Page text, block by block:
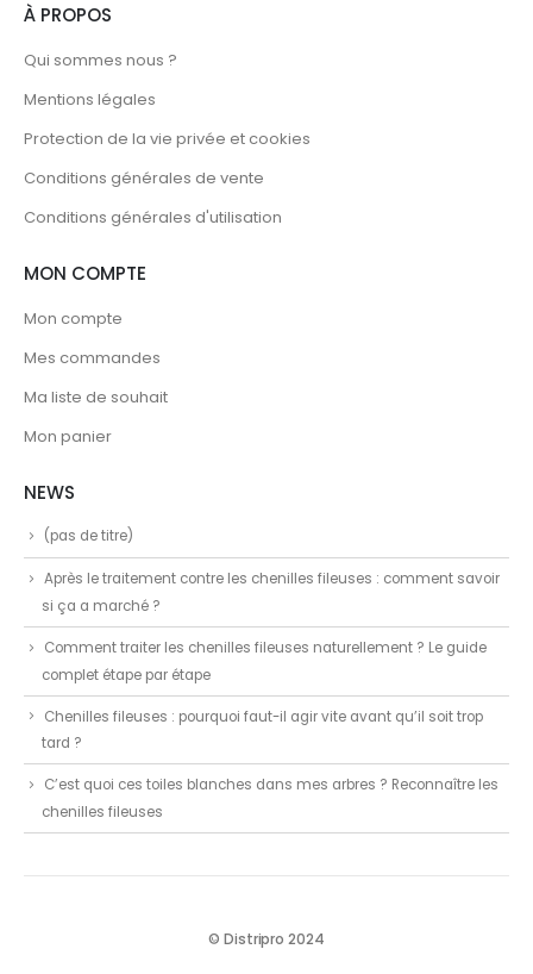
À PROPOS
Qui sommes nous ?
Mentions légales
Protection de la vie privée et cookies
Conditions générales de vente
Conditions générales d'utilisation
MON COMPTE
Mon compte
Mes commandes
Ma liste de souhait
Mon panier
NEWS
(pas de titre)
Après le traitement contre les chenilles fileuses : comment savoir
si ça a marché ?
Comment traiter les chenilles fileuses naturellement ? Le guide
complet étape par étape
Chenilles fileuses : pourquoi faut-il agir vite avant qu’il soit trop
tard ?
C’est quoi ces toiles blanches dans mes arbres ? Reconnaître les
chenilles fileuses
© Distripro 2024